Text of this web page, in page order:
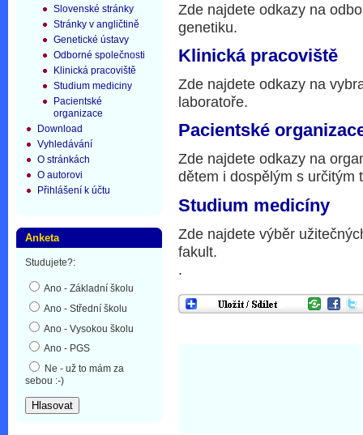
Zde najdete odkazy na
genetiku.
Klinická pracoviště
Zde najdete odkazy na
laboratoře.
Pacientské
Zde najdete odkazy na
dětem i dospělým s určitým
Studium medicíny
Zde najdete výběr
fakult.
.
Slovenské stránky
Stránky v angličtině
Genetické ústavy
Odborné společnosti
Klinická pracoviště
Studium mediciny
Pacientské
organizace
Download
Vyhledávání
O stránkách
O autorovi
Přihlášení k účtu
Anketa
Studujete?:
Ano - Základní školu
Ano - Střední školu
Ano - Vysokou školu
Ano - PGS
Ne - už to mám za
sebou :-)